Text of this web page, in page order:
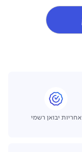
אחריות יבואן רשמי